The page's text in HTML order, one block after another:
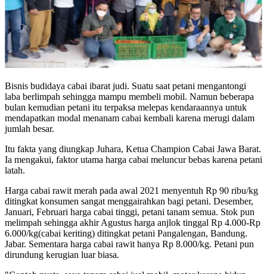
Bisnis budidaya cabai ibarat judi. Suatu saat petani mengantongi
laba berlimpah sehingga mampu membeli mobil. Namun beberapa
bulan kemudian petani itu terpaksa melepas kendaraannya untuk
mendapatkan modal menanam cabai kembali karena merugi dalam
jumlah besar.
Itu fakta yang diungkap Juhara, Ketua Champion Cabai Jawa Barat.
Ia mengakui, faktor utama harga cabai meluncur bebas karena petani
latah.
Harga cabai rawit merah pada awal 2021 menyentuh Rp 90 ribu/kg
ditingkat konsumen sangat menggairahkan bagi petani. Desember,
Januari, Februari harga cabai tinggi, petani tanam semua. Stok pun
melimpah sehingga akhir Agustus harga anjlok tinggal Rp 4.000-Rp
6.000/kg(cabai keriting) ditingkat petani Pangalengan, Bandung.
Jabar. Sementara harga cabai rawit hanya Rp 8.000/kg. Petani pun
dirundung kerugian luar biasa.